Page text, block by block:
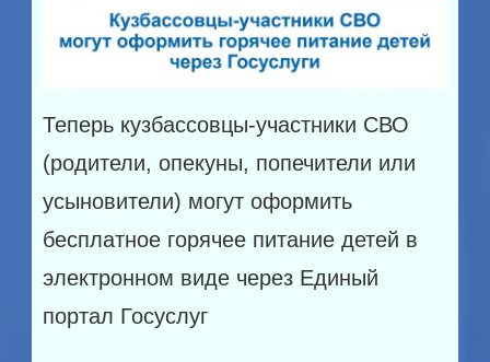
Теперь кузбассовцы-участники СВО
(родители, опекуны, попечители или
усыновители) могут оформить
бесплатное горячее питание детей в
электронном виде через Единый
портал Госуслуг